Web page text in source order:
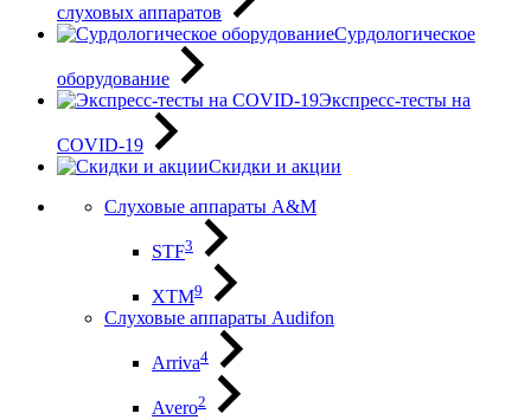
слуховых аппаратов
Сурдологическое
оборудование
Экспресс-тесты на
COVID-19
Скидки и акции
Слуховые аппараты A&M
STF3
XTM9
Слуховые аппараты Audifon
Arriva4
Avero2